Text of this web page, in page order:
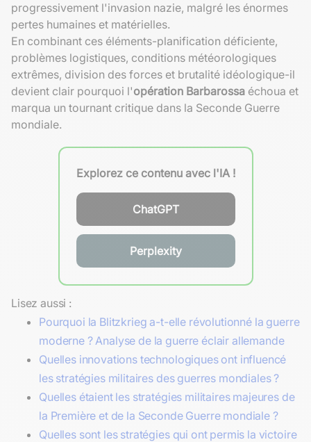
progressivement l'invasion nazie, malgré les énormes
pertes humaines et matérielles.
En combinant ces éléments-planification déficiente,
problèmes logistiques, conditions météorologiques
extrêmes, division des forces et brutalité idéologique-il
devient clair pourquoi l'opération Barbarossa échoua et
marqua un tournant critique dans la Seconde Guerre
mondiale.
Explorez ce contenu avec l'IA !
ChatGPT
Perplexity
Lisez aussi :
Pourquoi la Blitzkrieg a-t-elle révolutionné la guerre
moderne ? Analyse de la guerre éclair allemande
Quelles innovations technologiques ont influencé
les stratégies militaires des guerres mondiales ?
Quelles étaient les stratégies militaires majeures de
la Première et de la Seconde Guerre mondiale ?
Quelles sont les stratégies qui ont permis la victoire